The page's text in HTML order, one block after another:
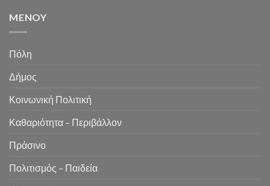
MENOY
Πόλη
Δήμος
Κοινωνική Πολιτική
Καθαριότητα – Περιβάλλον
Πράσινο
Πολιτισμός – Παιδεία